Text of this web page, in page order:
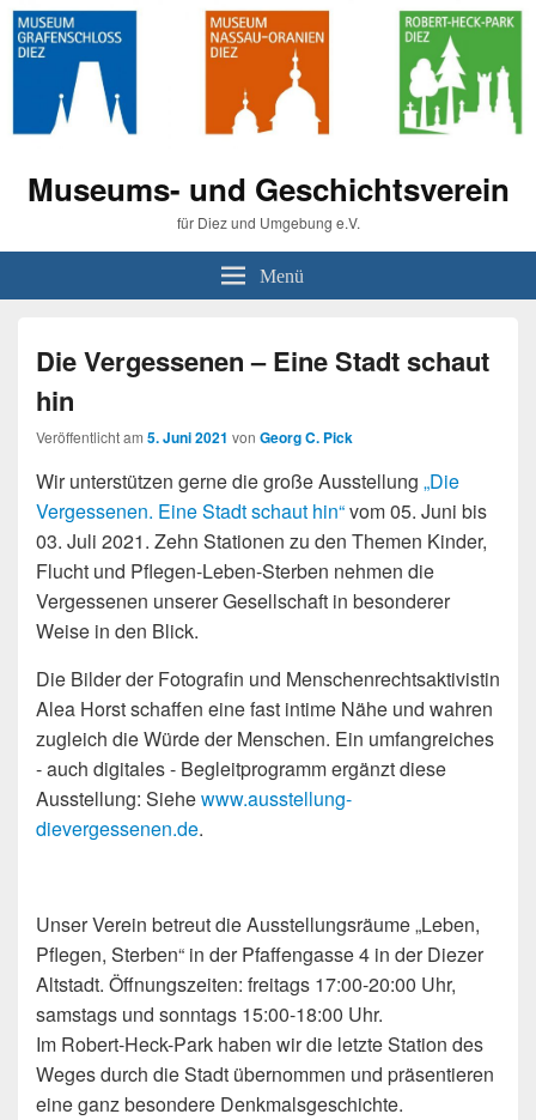
Museums- und Geschichtsverein
für Diez und Umgebung e.V.
Menü
Die Vergessenen – Eine Stadt schaut
hin
Veröffentlicht am 5. Juni 2021 von Georg C. Pick
Wir unterstützen gerne die große Ausstellung „Die
Vergessenen. Eine Stadt schaut hin“vom 05. Juni bis
03. Juli 2021. Zehn Stationen zu den Themen Kinder,
Flucht und Pflegen-Leben-Sterben nehmen die
Vergessenen unserer Gesellschaft in besonderer
Weise in den Blick.
Die Bilder der Fotografin und Menschenrechtsaktivistin
Alea Horst schaffen eine fast intime Nähe und wahren
zugleich die Würde der Menschen. Ein umfangreiches
- auch digitales - Begleitprogramm ergänzt diese
Ausstellung: Siehewww.ausstellung-
dievergessenen.de.
Unser Verein betreut die Ausstellungsräume „Leben,
Pflegen, Sterben“ in der Pfaffengasse 4 in der Diezer
Altstadt. Öffnungszeiten: freitags 17:00-20:00 Uhr,
samstags und sonntags 15:00-18:00 Uhr.
Im Robert-Heck-Park haben wir die letzte Station des
Weges durch die Stadt übernommen und präsentieren
eine ganz besondere Denkmalsgeschichte.